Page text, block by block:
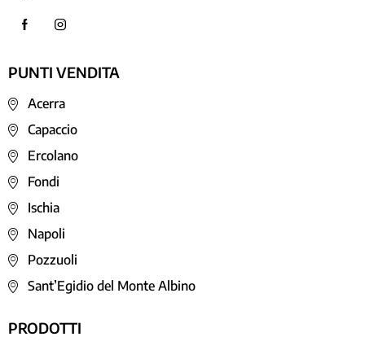
PUNTI VENDITA
Acerra
Capaccio
Ercolano
Fondi
Ischia
Napoli
Pozzuoli
Sant’Egidio del Monte Albino
PRODOTTI